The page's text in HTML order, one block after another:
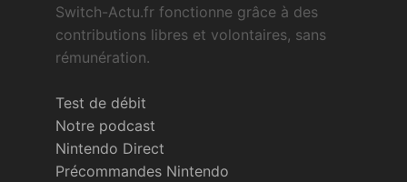
Switch-Actu.fr fonctionne grâce à des
contributions libres et volontaires, sans
rémunération.
Test de débit
Notre podcast
Nintendo Direct
Précommandes Nintendo